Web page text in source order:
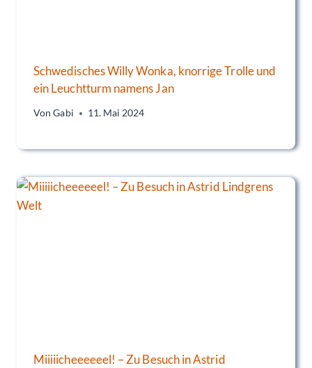
Schwedisches Willy Wonka, knorrige Trolle und
ein Leuchtturm namens Jan
Von Gabi 11. Mai 2024
Miiiiicheeeeeel! – Zu Besuch in Astrid